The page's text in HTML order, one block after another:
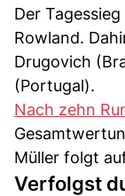
Der
Rowland.
Drugovich
(Portugal).
Nach zehn
Müller folgt
Verfolgst